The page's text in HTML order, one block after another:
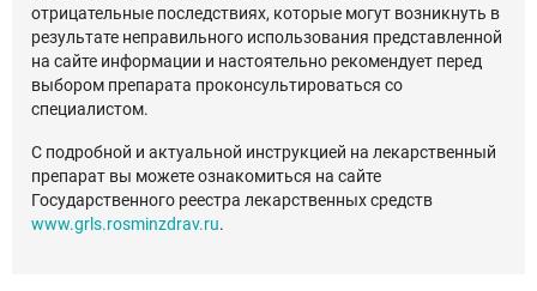
отрицательные последствиях, которые могут возникнуть в
результате неправильного использования представленной
на сайте информации и настоятельно рекомендует перед
выбором препарата проконсультироваться со
специалистом.
С подробной и актуальной инструкцией на лекарственный
препарат вы можете ознакомиться на сайте
Государственного реестра лекарственных средств
www.grls.rosminzdrav.ru.